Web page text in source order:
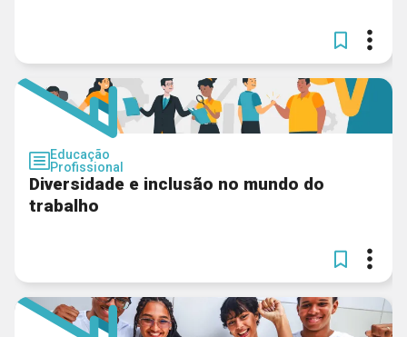
Educação
Profissional
Diversidade e inclusão no mundo do
trabalho